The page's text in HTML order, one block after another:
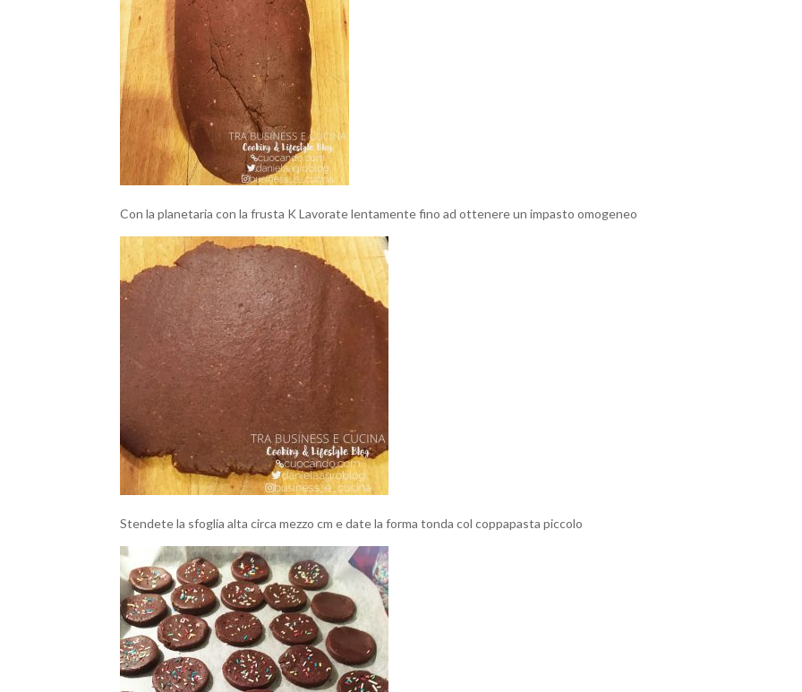
Con la planetaria con la frusta K Lavorate lentamente fino ad ottenere un impasto omogeneo
Stendete la sfoglia alta circa mezzo cm e date la forma tonda col coppapasta piccolo